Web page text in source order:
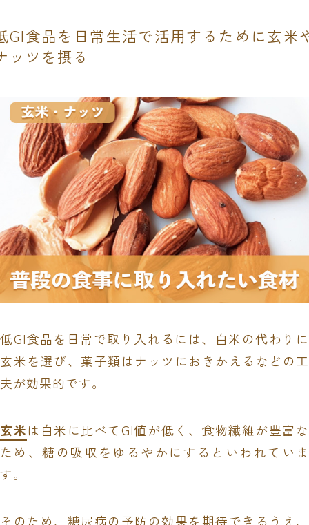
GI食品を日常生活で活用するために玄米
ッツを摂る
低GI食品を日常で取り入れるには、白米の代わりに
玄米を選び、菓子類はナッツにおきかえるなどの工
夫が効果的です。
玄米は白米に比べてGI値が低く、食物繊維が豊富な
ため、糖の吸収をゆるやかにするといわれていま
す。
そのため、糖尿病の予防の効果を期待できるうえ、